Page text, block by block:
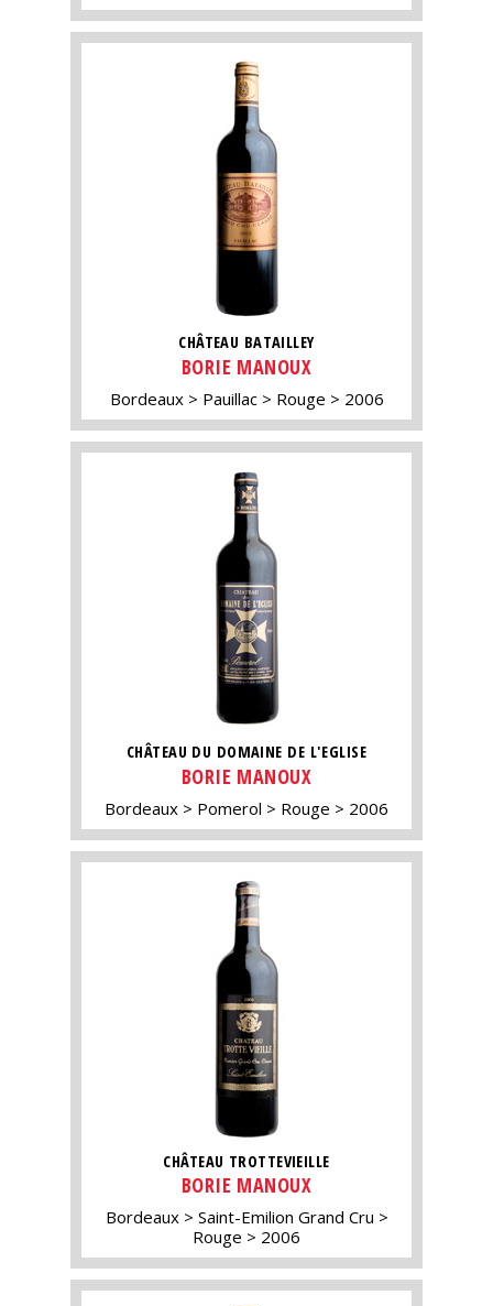
CHÂTEAU BATAILLEY
BORIE MANOUX
Bordeaux Pauillac Rouge 2006
CHÂTEAU DU DOMAINE DE L'EGLISE
BORIE MANOUX
Bordeaux Pomerol Rouge 2006
CHÂTEAU TROTTEVIEILLE
BORIE MANOUX
Bordeaux
Saint-Emilion Grand Cru
Rouge
2006